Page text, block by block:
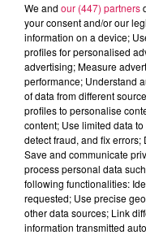
3h20
3h20
COCK ROBIN
When Your Heart Is
Weak
We and our (447) partners
your consent and/or our
information on a device;
profiles for personalised
advertising; Measure
performance; Understand
of data from different
profiles to personalise
content; Use limited data
detect fraud, and fix
Save and communicate
process personal data
following functionalities:
requested; Use precise
other data sources; Link
information transmitted